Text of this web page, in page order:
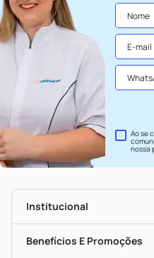
Ao se
nossa
Institucional
Nossas Lojas
Benefícios E Promoções